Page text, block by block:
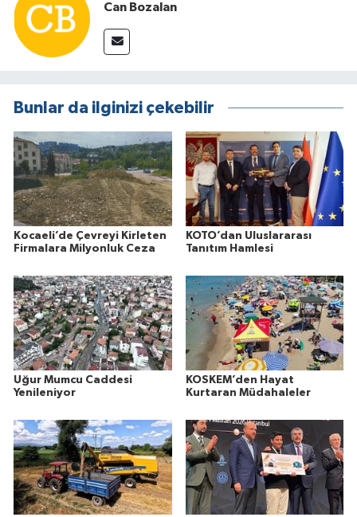
Can Bozalan
Bunlar da ilginizi çekebilir
Kocaeli’de Çevreyi Kirleten
Firmalara Milyonluk Ceza
KOTO’dan Uluslararası
Tanıtım Hamlesi
Uğur Mumcu Caddesi
Yenileniyor
KOSKEM’den Hayat
Kurtaran Müdahaleler